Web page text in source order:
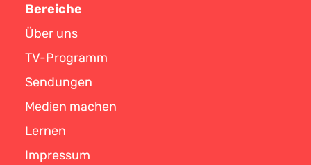
Bereiche
Über uns
TV-Programm
Sendungen
Medien machen
Lernen
Impressum